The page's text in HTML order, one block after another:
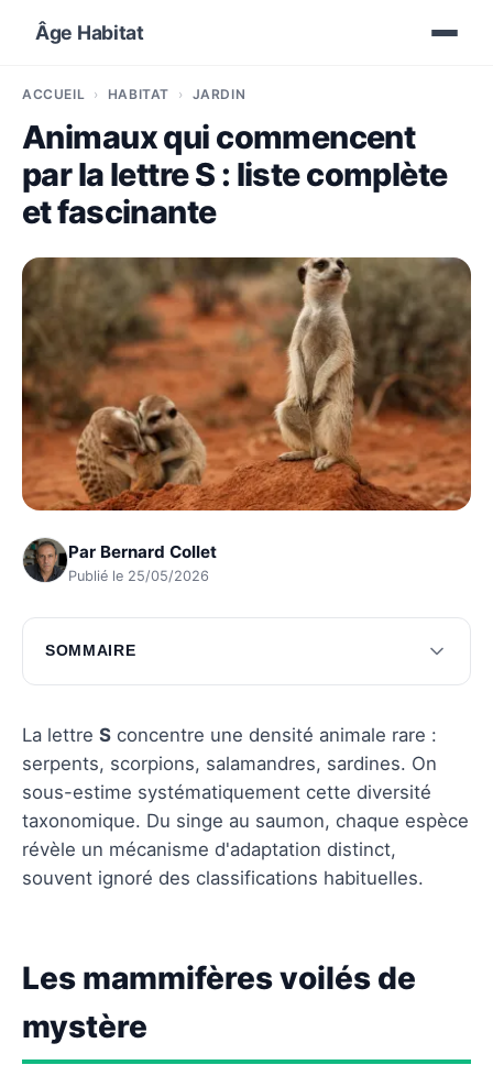
Âge Habitat
ACCUEIL HABITAT JARDIN
Animaux qui commencent
par la lettre S : liste complète
et fascinante
Par Bernard Collet
Publié le 25/05/2026
SOMMAIRE
Les mammifères voilés de mystère
Les oiseaux au charme captivant
Questions fréquentes
La lettre S concentre une densité animale rare :
serpents, scorpions, salamandres, sardines. On
sous-estime systématiquement cette diversité
taxonomique. Du singe au saumon, chaque espèce
révèle un mécanisme d'adaptation distinct,
souvent ignoré des classifications habituelles.
Les mammifères voilés de
mystère